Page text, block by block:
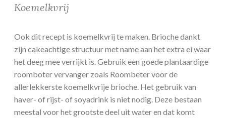
Koemelkvrij
Ook dit recept is koemelkvrij te maken. Brioche dankt
zijn cakeachtige structuur met name aan het extra ei waar
het deeg mee verrijkt is. Gebruik een goede plantaardige
roomboter vervanger zoals Roombeter voor de
allerlekkerste koemelkvrije brioche. Het gebruik van
haver- of rijst- of soyadrink is niet nodig. Deze bestaan
meestal voor het grootste deel uit water en dat komt